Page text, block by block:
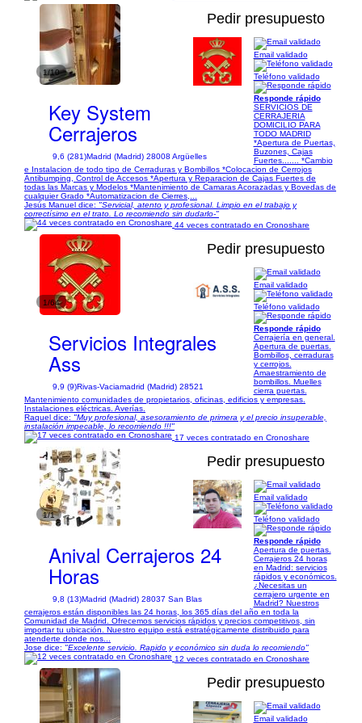
1/10
Pedir presupuesto
Key System
Cerrajeros
9,6 (281)Madrid (Madrid) 28008 Argüelles
Email validado
Teléfono validado
Responde rápido
SERVICIOS DE
CERRAJERIA
DOMICILIO PARA
TODO MADRID
*Apertura de Puertas,
Buzones, Cajas
Fuertes....... *Cambio
e Instalacion de todo tipo de Cerraduras y Bombillos *Colocacion de Cerrojos
Antibumping, Control de Accesos *Apertura y Reparacion de Cajas Fuertes de
todas las Marcas y Modelos *Mantenimiento de Camaras Acorazadas y Bovedas de
cualquier Grado *Automatizacion de Cierres,...
Jesús Manuel dice: "Servicial, atento y profesional. Limpio en el trabajo y
correctísimo en el trato. Lo recomiendo sin dudarlo-"
44 veces contratado en Cronoshare
1/64
Pedir presupuesto
Servicios Integrales
Ass
9,9 (9)Rivas-Vaciamadrid (Madrid) 28521
Email validado
Teléfono validado
Responde rápido
Cerrajería en general.
Apertura de puertas.
Bombillos, cerraduras
y cerrojos.
Amaestramiento de
bombillos. Muelles
cierra puertas.
Mantenimiento comunidades de propietarios, oficinas, edificios y empresas.
Instalaciones eléctricas. Averías.
Raquel dice: "Muy profesional, asesoramiento de primera y el precio insuperable,
instalación impecable, lo recomiendo !!!"
17 veces contratado en Cronoshare
1/1
Pedir presupuesto
Anival Cerrajeros 24
Horas
9,8 (13)Madrid (Madrid) 28037 San Blas
Email validado
Teléfono validado
Responde rápido
Apertura de puertas.
Cerrajeros 24 horas
en Madrid: servicios
rápidos y económicos.
¿Necesitas un
cerrajero urgente en
Madrid? Nuestros
cerrajeros están disponibles las 24 horas, los 365 días del año en toda la
Comunidad de Madrid. Ofrecemos servicios rápidos y precios competitivos, sin
importar tu ubicación. Nuestro equipo está estratégicamente distribuido para
atenderte donde nos...
Jose dice: "Excelente servicio. Rapido y económico sin duda lo recomiendo"
12 veces contratado en Cronoshare
Pedir presupuesto
Email validado